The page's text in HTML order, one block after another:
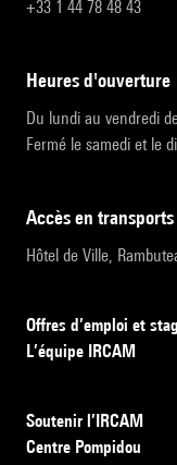
+33 1 44 78 48 43
heures d'ouverture
Du lundi au vendredi
Fermé le samedi et le
accès en transports
Hôtel de Ville,
Offres d’emploi et
L’équipe IRCAM
Soutenir l’IRCAM
Centre Pompidou